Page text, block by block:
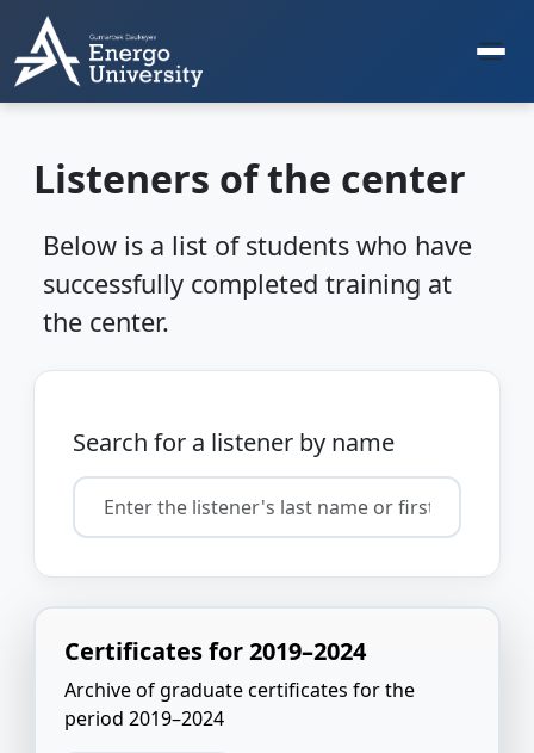
Listeners of the center
Below is a list of students who have
successfully completed training at
the center.
Search for a listener by name
Certificates for 2019–2024
Archive of graduate certificates for the
period 2019–2024